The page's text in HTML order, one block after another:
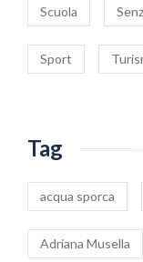
Scuola
Sport
Tag
acqua sporca
Adriana Musella